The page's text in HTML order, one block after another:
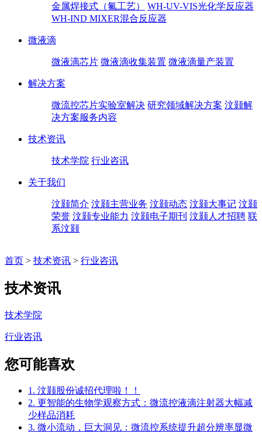
金属焊接式（氟工艺）
WH-UV-VIS光化学反应器
WH-IND MIXER混合反应器
微液滴
微液滴芯片 微液滴收集装置 微液滴量产装置
解决方案
微流控芯片实验室解决 研究领域解决方案 汶颢解
决方案服务内容
技术资讯
技术学院 行业咨讯
关于我们
汶颢简介 汶颢主营业务 汶颢动态 汶颢大事记 汶颢
荣誉 汶颢专业能力 汶颢电子期刊 汶颢人才招聘 联
系汶颢
首页 > 技术资讯 > 行业咨讯
技术资讯
技术学院
行业咨讯
您可能喜欢
1. 汶颢股份诚招代理啦！！
2. 更智能的生物学观察方式：微流控液滴注射器大幅减
少样品消耗
3. 微小流动，巨大洞见：微流控系统提升超分辨率显微